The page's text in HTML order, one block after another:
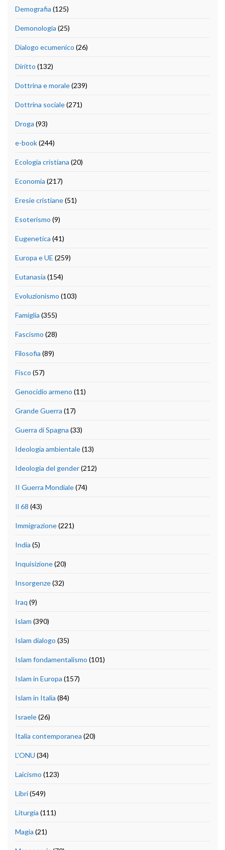
Demografia (125)
Demonologia (25)
Dialogo ecumenico (26)
Diritto (132)
Dottrina e morale(239)
Dottrina sociale(271)
Droga (93)
e-book(244)
Ecologia cristiana (20)
Economia (217)
Eresie cristiane(51)
Esoterismo (9)
Eugenetica (41)
Europa e UE (259)
Eutanasia (154)
Evoluzionismo (103)
Famiglia (355)
Fascismo (28)
Filosofia (89)
Fisco (57)
Genocidio armeno (11)
Grande Guerra (17)
Guerra di Spagna (33)
Ideologia ambientale(13)
Ideologia del gender(212)
II Guerra Mondiale(74)
Il 68 (43)
Immigrazione(221)
India (5)
Inquisizione(20)
Insorgenze(32)
Iraq (9)
Islam (390)
Islam dialogo (35)
Islam fondamentalismo (101)
Islam in Europa (157)
Islam in Italia (84)
Israele(26)
Italia contemporanea (20)
L'ONU (34)
Laicismo (123)
Libri(549)
Liturgia (111)
Magia (21)